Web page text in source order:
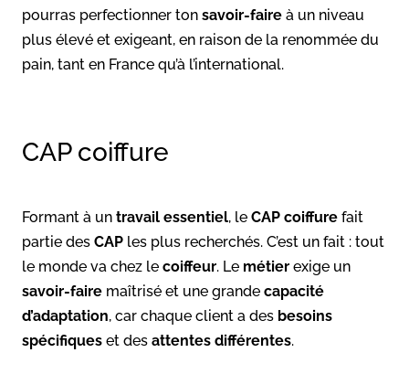
pourras perfectionner ton savoir-faire à un niveau
plus élevé et exigeant, en raison de la renommée du
pain, tant en France qu’à l’international.
CAP coiffure
Formant à un travail essentiel, le CAP coiffure fait
partie des CAP les plus recherchés. C’est un fait : tout
le monde va chez le coiffeur. Le métier exige un
savoir-faire maîtrisé et une grande capacité
d’adaptation, car chaque client a des besoins
spécifiques et des attentes différentes.